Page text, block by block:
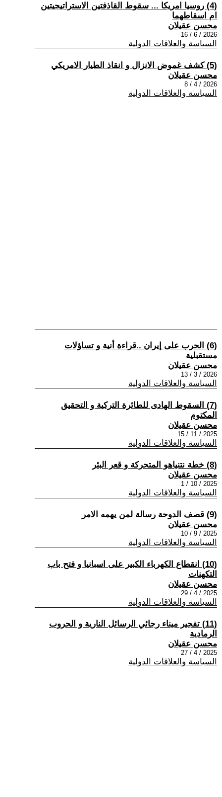
(4) روسيا امريكا ... سقوط القاذفتين الاستراتيجيتين
ام اسقاطهما
محسن عقيلان
2026 / 6 / 16
السياسة والعلاقات الدولية
(5) كشف غموض الانزال و انقاذ الطيار الامريكي
محسن عقيلان
2026 / 4 / 8
السياسة والعلاقات الدولية
(6) الحرب على إيران ..قراءة أنية و تساؤلات
مستقبلية
محسن عقيلان
2026 / 3 / 13
السياسة والعلاقات الدولية
(7) السقوط الهادى للطائرة التركية و التحقيق
المكتوم
محسن عقيلان
2025 / 11 / 15
السياسة والعلاقات الدولية
(8) خطة نتنياهو المتحركة و قعر البئر
محسن عقيلان
2025 / 10 / 1
السياسة والعلاقات الدولية
(9) قصف الدوحة رسالة لمن يهمه الامر
محسن عقيلان
2025 / 9 / 10
السياسة والعلاقات الدولية
(10) انقطاع الكهرباء الكبير على اسبانيا و فتح باب
التكهنات
محسن عقيلان
2025 / 4 / 29
السياسة والعلاقات الدولية
(11) تفجير ميناء رجائي الرسائل النارية و الحروب
الرمادية
محسن عقيلان
2025 / 4 / 27
السياسة والعلاقات الدولية